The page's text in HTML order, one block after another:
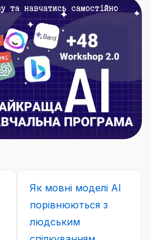
Як мовні моделі АІ
порівнюються з
людським